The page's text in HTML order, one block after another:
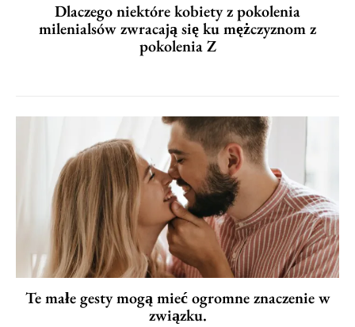
Dlaczego niektóre kobiety z pokolenia
milenialsów zwracają się ku mężczyznom z
pokolenia Z
Te małe gesty mogą mieć ogromne znaczenie w
związku.